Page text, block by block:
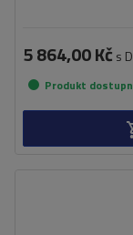
5 864,00 Kč s
Produkt